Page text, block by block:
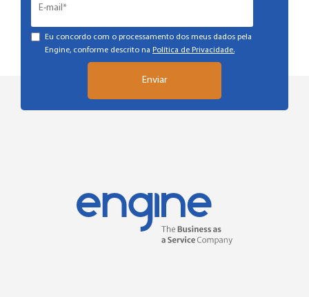
Eu concordo com o processamento dos meus dados pela
Engine, conforme descrito na Política de Privacidade.